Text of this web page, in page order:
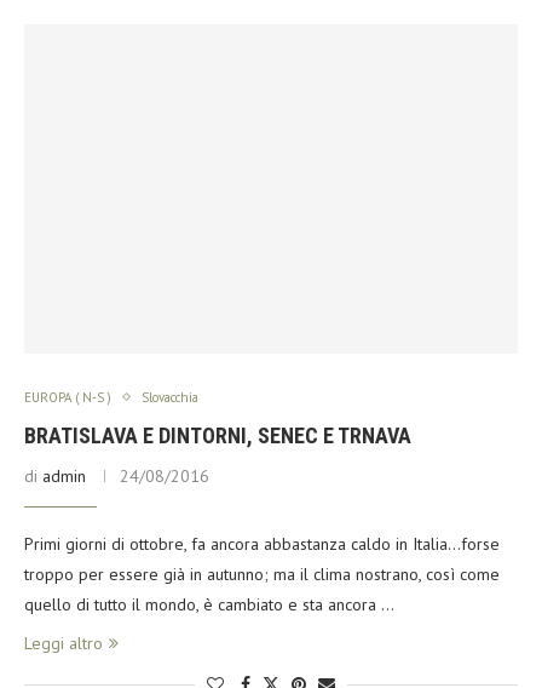
EUROPA ( N-S ) Slovacchia
BRATISLAVA E DINTORNI, SENEC E TRNAVA
di admin 24/08/2016
Primi giorni di ottobre, fa ancora abbastanza caldo in Italia…forse
troppo per essere già in autunno; ma il clima nostrano, così come
quello di tutto il mondo, è cambiato e sta ancora …
Leggi altro